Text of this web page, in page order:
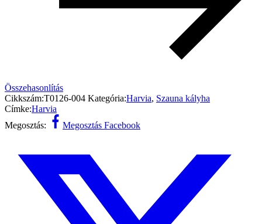
Összehasonlítás
Cikkszám:T0126-004 Kategória:Harvia, Szauna kályha
Címke:Harvia
Megosztás:
Megosztás Facebook